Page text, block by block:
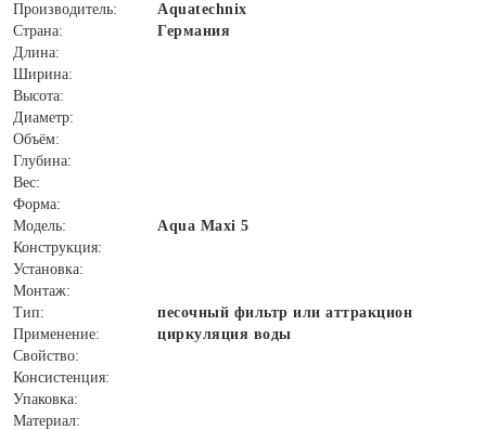
Производитель:
Aquatechnix
Страна:
Германия
Длина:
Ширина:
Высота:
Диаметр:
Объём:
Глубина:
Вес:
Форма:
Модель:
Aqua Maxi 5
Конструкция:
Установка:
Монтаж:
Тип:
песочный фильтр или аттракцион
Применение:
циркуляция воды
Свойство:
Консистенция:
Упаковка:
Материал: